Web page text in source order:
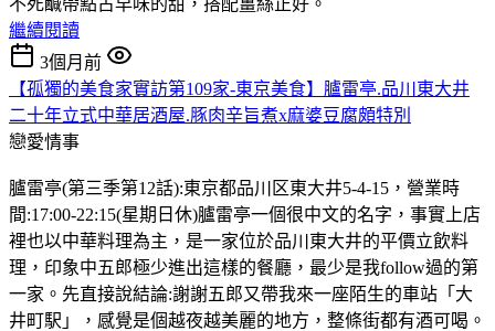
繼續閱讀
3個月前
【孤獨的美食家實訪第109家-東京美食】臚雷亭.品川東大井
二十年立式中華居酒屋.豚肉辛旨煮x麻婆豆腐頗特別
戀愛情事
臚雷亭(第三季第12話):東京都品川区東大井5-4-15，營業時
間:17:00-22:15(星期日休)臚雷亭一個很中文的名字，事實上店
裡也以中華料理為主，是一家位於品川東大井的平價立飲料
理，印象中五郎極少進出這樣的餐廳，最少是我follow過的第
一家。先直接說結論:謝謝五郎又帶我來一座陌生的車站「大
井町駅」，感覺是個越夜越美麗的地方，整條街都有酒可喝。